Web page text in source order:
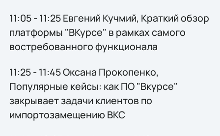
11:05 - 11:25 Евгений Кучмий, Краткий обзор
платформы "ВКурсе" в рамках самого
востребованного функционала
11:25 - 11:45 Оксана Прокопенко,
Популярные кейсы: как ПО "Вкурсе"
закрывает задачи клиентов по
импортозамещению ВКС